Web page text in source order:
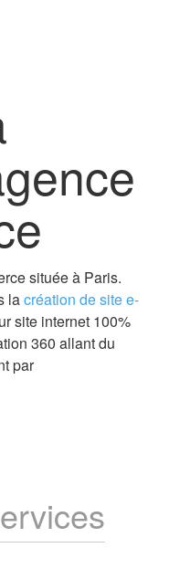
située à Paris.
lacréation de site e-
site internet 100%
360 allant du
par